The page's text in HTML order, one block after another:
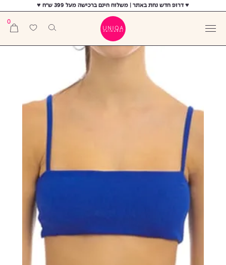
♥ דרופ חדש נחת באתר | משלוח חינם ברכישה מעל 399 ש"ח ♥
0